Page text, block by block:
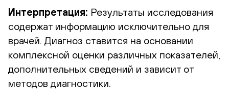
Интерпретация: Результаты исследования
содержат информацию исключительно для
врачей. Диагноз ставится на основании
комплексной оценки различных показателей,
дополнительных сведений и зависит от
методов диагностики.